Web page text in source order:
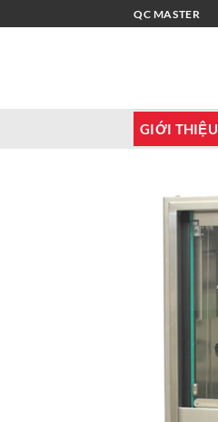
qua
QC MASTER
GIỚI THIỆU